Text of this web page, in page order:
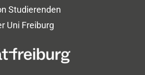
Studierenden
Uni Freiburg